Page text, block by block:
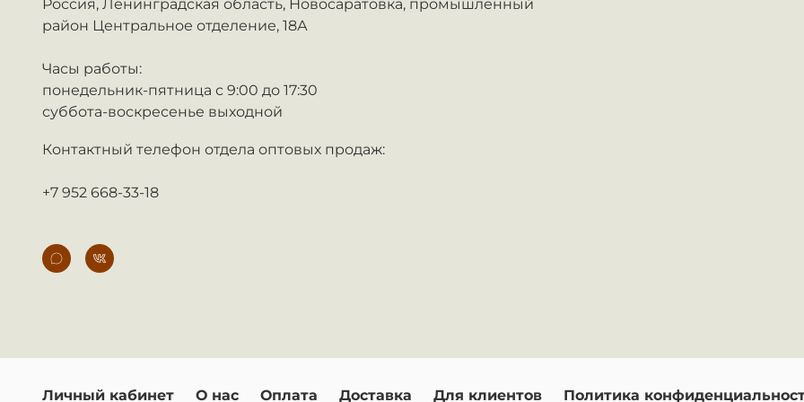
Россия, Ленинградская область, Новосаратовка, промышленный
район Центральное отделение, 18А
Часы работы:
понедельник-пятница с 9:00 до 17:30
суббота-воскресенье выходной
Контактный телефон отдела оптовых продаж:
+7 952 668-33-18
Личный кабинет О нас Оплата Доставка Для клиентов Политика